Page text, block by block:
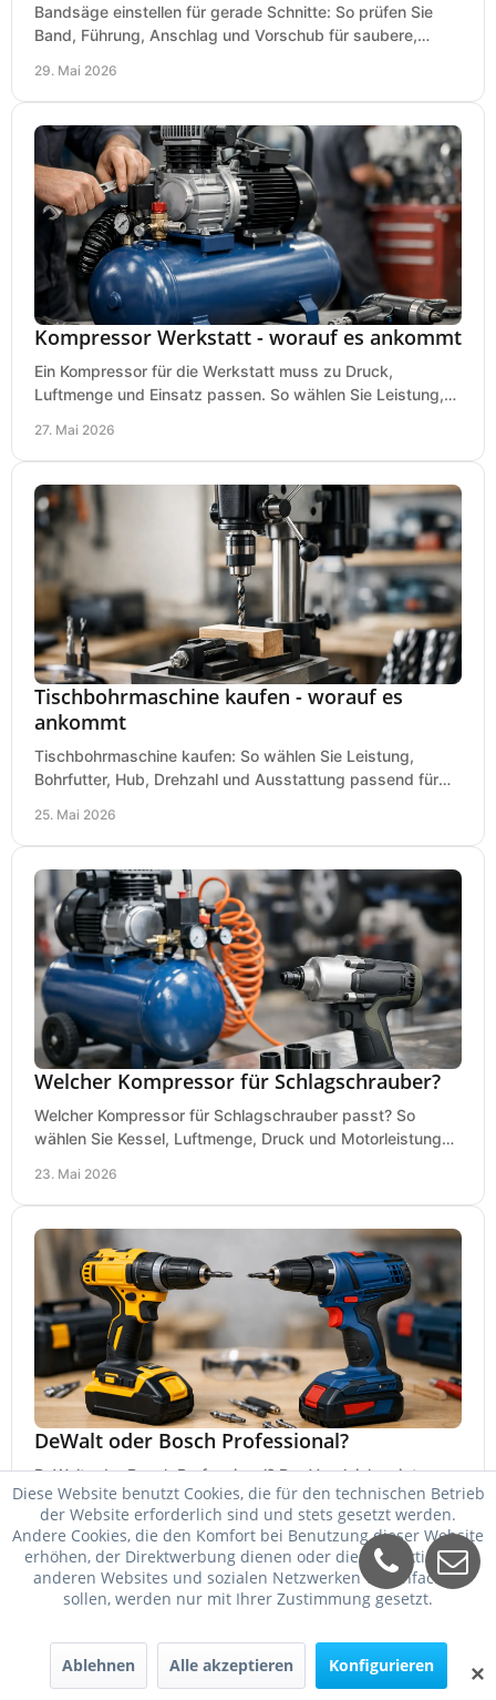
Bandsäge einstellen für gerade Schnitte: So prüfen Sie
Band, Führung, Anschlag und Vorschub für saubere,
29. Mai 2026
Kompressor Werkstatt - worauf es ankommt
Ein Kompressor für die Werkstatt muss zu Druck,
Luftmenge und Einsatz passen. So wählen Sie Leistung,
27. Mai 2026
Tischbohrmaschine kaufen - worauf es
ankommt
Tischbohrmaschine kaufen: So wählen Sie Leistung,
Bohrfutter, Hub, Drehzahl und Ausstattung passend für
25. Mai 2026
Welcher Kompressor für Schlagschrauber?
Welcher Kompressor für Schlagschrauber passt? So
wählen Sie Kessel, Luftmenge, Druck und Motorleistung
23. Mai 2026
DeWalt oder Bosch Professional?
DeWalt oder Bosch Professional? Der Vergleich zeigt,
welche Marke bei Akku, Leistung, Ergonomie, Sortiment
und Preis besser zu Ihrem Einsatz passt.
21. Mai 2026
✕
Diese Website benutzt Cookies, die für den technischen Betrieb
der Website erforderlich sind und stets gesetzt werden.
Andere Cookies, die den Komfort bei Benutzung dieser Website
erhöhen, der Direktwerbung dienen oder die Interaktion mit
anderen Websites und sozialen Netzwerken vereinfachen
sollen, werden nur mit Ihrer Zustimmung gesetzt.
Ablehnen Alle akzeptieren Konfigurieren